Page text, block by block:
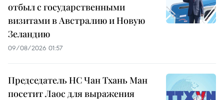
отбыл с государственными
визитами в Австралию и Новую
Зеландию
09/08/2026 01:57
Председатель НС Чан Тхань Ман
посетит Лаос для выражения